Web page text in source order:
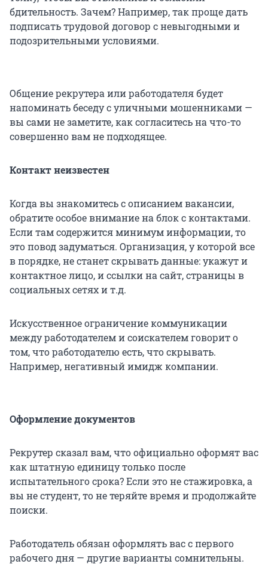
бдительность. Зачем? Например, так проще дать
подписать трудовой договор с невыгодными и
подозрительными условиями.
Общение рекрутера или работодателя будет
напоминать беседу с уличными мошенниками —
вы сами не заметите, как согласитесь на что-то
совершенно вам не подходящее.
Контакт неизвестен
Когда вы знакомитесь с описанием вакансии,
обратите особое внимание на блок с контактами.
Если там содержится минимум информации, то
это повод задуматься. Организация, у которой все
в порядке, не станет скрывать данные: укажут и
контактное лицо, и ссылки на сайт, страницы в
социальных сетях и т.д.
Искусственное ограничение коммуникации
между работодателем и соискателем говорит о
том, что работодателю есть, что скрывать.
Например, негативный имидж компании.
Оформление документов
Рекрутер сказал вам, что официально оформят вас
как штатную единицу только после
испытательного срока? Если это не стажировка, а
вы не студент, то не теряйте время и продолжайте
поиски.
Работодатель обязан оформлять вас с первого
рабочего дня — другие варианты сомнительны.